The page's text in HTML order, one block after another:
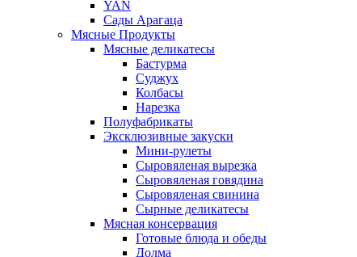
YAN
Сады Арагаца
Мясные Продукты
Мясные деликатесы
Бастурма
Суджух
Колбасы
Нарезка
Полуфабрикаты
Эксклюзивные закуски
Мини-рулеты
Сыровяленая вырезка
Сыровяленая говядина
Сыровяленая свинина
Сырные деликатесы
Мясная консервация
Готовые блюда и обеды
Долма